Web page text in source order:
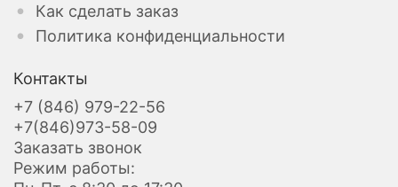
Как сделать заказ
Политика конфиденциальности
Контакты
+7 (846) 979-22-56
+7(846)973-58-09
Заказать звонок
Режим работы: